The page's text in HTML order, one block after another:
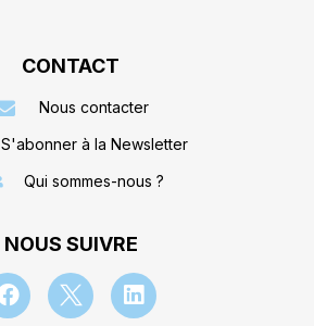
CONTACT
Nous contacter
S'abonner à la Newsletter
Qui sommes-nous ?
NOUS SUIVRE